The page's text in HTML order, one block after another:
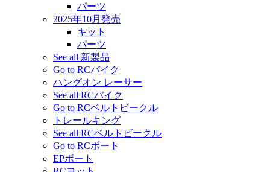
パーツ
2025年10月発売
キット
パーツ
See all 新製品
Go to RCバイク
ハングオン レーサー
See all RCバイク
Go to RCベルトビークル
トレールキング
See all RCベルトビークル
Go to RCボート
EPボート